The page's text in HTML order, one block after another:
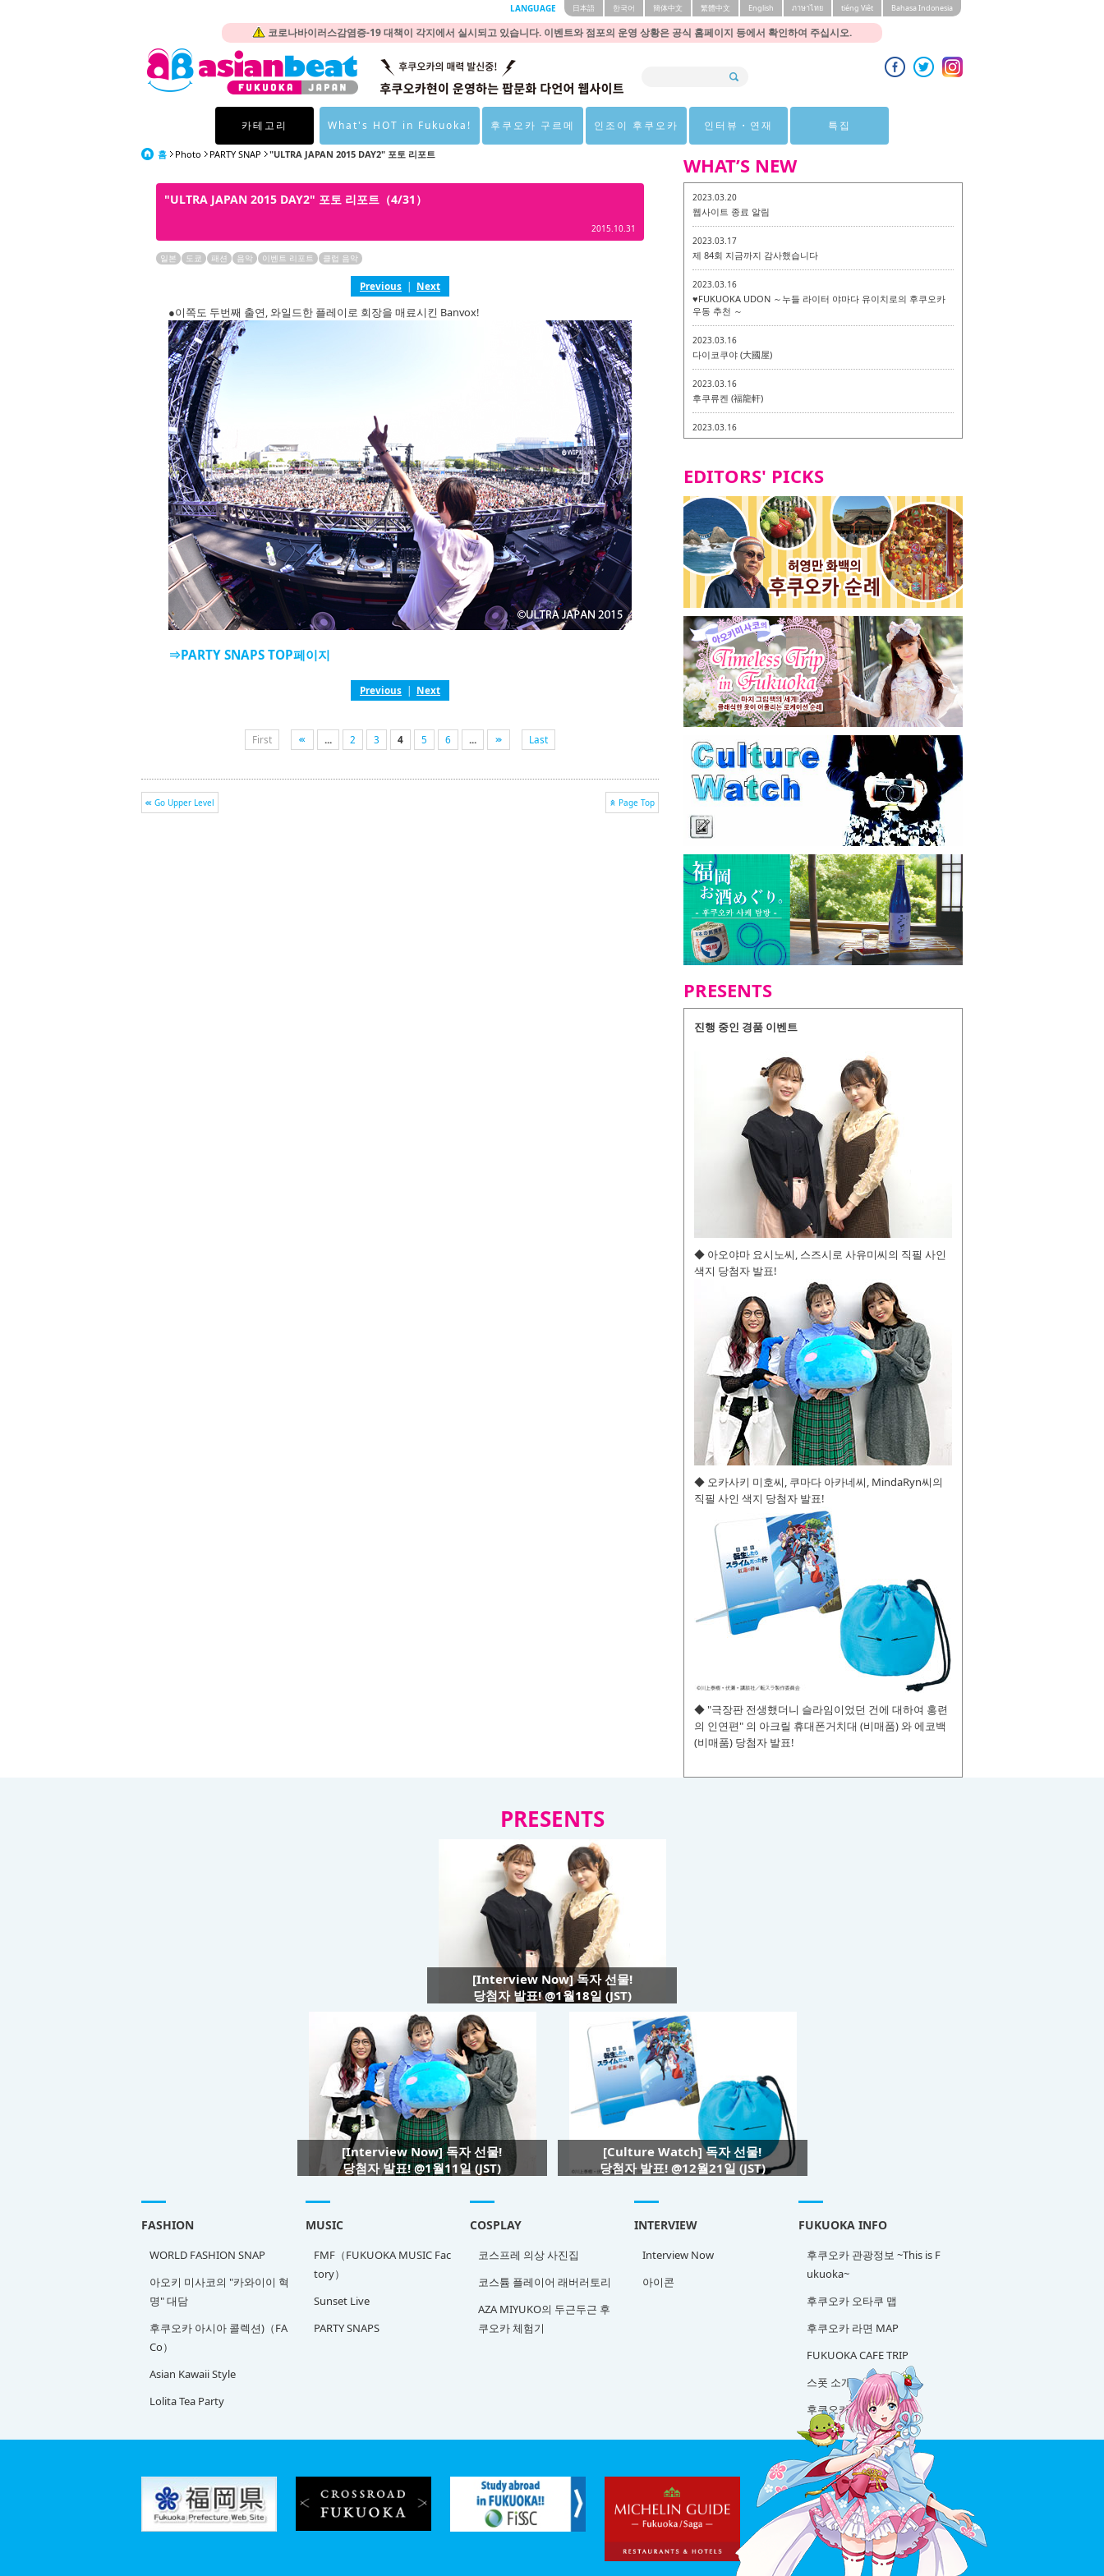
코로나바이러스감염증-19 대책이 각지에서 실시되고 있습니다. 이벤트와 점포의 운영 상황은 공식 홈페이지 등에서 확인하여 주십시오.
LANGUAGE 日本語 한국어 簡体中文 繁體中文 English ภาษาไทย tiéng Viêt Bahasa Indonesia
카테고리 What's HOT in Fukuoka! 후쿠오카 구르메 인조이 후쿠오카 인터뷰・연재 특집
홈 Photo PARTY SNAP "ULTRA JAPAN 2015 DAY2" 포토 리포트
"ULTRA JAPAN 2015 DAY2" 포토 리포트（4/31）
2015.10.31
일본 도쿄 패션 음악 이벤트 리포트 클럽 음악
Previous | Next
●이쪽도 두번째 출연, 와일드한 플레이로 회장을 매료시킨 Banvox!
⇒PARTY SNAPS TOP페이지
Previous | Next
First ... 2 3 4 5 6 ... Last
Go Upper Level Page Top
WHAT’S NEW
2023.03.20
웹사이트 종료 알림
2023.03.17
제 84회 지금까지 감사했습니다
2023.03.16
♥FUKUOKA UDON ～누들 라이터 야마다 유이치로의 후쿠오카
우동 추천 ～
2023.03.16
다이코쿠야 (大國屋)
2023.03.16
후쿠류켄 (福龍軒)
2023.03.16
후쿠오카 라멘 월드 - Presented by 누들 라이터 야마다 유이치로
2023.03.07
비건・베지테리언 메뉴 시식 투어 in 후쿠오카시
2023.03.07
이소기요카라즈 하카타 본점 / 磯ぎよからず 博多本店 - 비건・베
지테리언 메뉴 시식투어 in 후쿠오카시 -
2023.03.02
little stand 다이묘점 -비건・베지테리언 메뉴 시식투어 in 후쿠오
카시
2023.02.28
토치쿠켄 오리오본사 우동점 / 東筑軒 折尾本社うどん店
EDITORS' PICKS
PRESENTS
진행 중인 경품 이벤트
◆ 아오야마 요시노씨, 스즈시로 사유미씨의 직필 사인
색지 당첨자 발표!
◆ 오카사키 미호씨, 쿠마다 아카네씨, MindaRyn씨의
직필 사인 색지 당첨자 발표!
◆ "극장판 전생했더니 슬라임이었던 건에 대하여 홍련
의 인연편" 의 아크릴 휴대폰거치대 (비매품) 와 에코백
(비매품) 당첨자 발표!
PRESENTS
[Interview Now] 독자 선물!
당첨자 발표! @1월18일 (JST)
[Interview Now] 독자 선물!
당첨자 발표! @1월11일 (JST)
[Culture Watch] 독자 선물!
당첨자 발표! @12월21일 (JST)
FASHION
WORLD FASHION SNAP
아오키 미사코의 "카와이이 혁
명" 대담
후쿠오카 아시아 콜렉션)（FA
Co）
Asian Kawaii Style
Lolita Tea Party
MUSIC
FMF（FUKUOKA MUSIC Fac
tory）
Sunset Live
PARTY SNAPS
COSPLAY
코스프레 의상 사진집
코스튬 플레이어 래버러토리
AZA MIYUKO의 두근두근 후
쿠오카 체험기
INTERVIEW
Interview Now
아이콘
FUKUOKA INFO
후쿠오카 관광정보 ~This is F
ukuoka~
후쿠오카 오타쿠 맵
후쿠오카 라면 MAP
FUKUOKA CAFE TRIP
스폿 소개
후쿠오카 사케 탐방